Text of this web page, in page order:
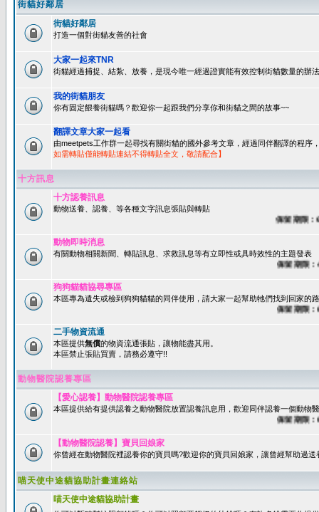
街貓好鄰居
街貓好鄰居
打造一個對街貓友善的社會
大家一起來TNR
街貓經過捕捉、結紮、放養，是現今唯一經過證實能有效控制街貓數量的辦
我的街貓朋友
你有固定餵養街貓嗎？歡迎你一起跟我們分享你和街貓之間的故事~~
翻譯文章大家一起看
由meetpets工作群一起尋找有關街貓的國外參考文章，經過同伴翻譯的程序
如需轉貼僅能轉貼連結不得轉貼全文，敬請配合】
十方訊息
十方認養訊息
動物送養、認養、等各種文字訊息張貼與轉貼
保留期限：60天
動物即時消息
有關動物相關新聞、轉貼訊息、求救訊息等有立即性或具時效性的主題發表
保留期限：45天
狗狗貓貓協尋專區
本區專為遺失或檢到狗狗貓貓的同伴使用，請大家一起幫助牠們找到回家的
保留期限：60天
二手物資流通
本區提供無償的物資流通張貼，讓物能盡其用。
本區禁止張貼買賣，請務必遵守!!
動物醫院認養專區
【愛心認養】動物醫院認養專區
本區提供給有提供認養之動物醫院放置認養訊息用，歡迎同伴認養一個動物
保留期限：60天
【動物醫院認養】寶貝回娘家
你曾經在動物醫院裡認養你的寶貝嗎?歡迎你的寶貝回娘家，讓曾經幫助過
喵天使中途貓協助計畫連絡站
喵天使中途貓協助計畫